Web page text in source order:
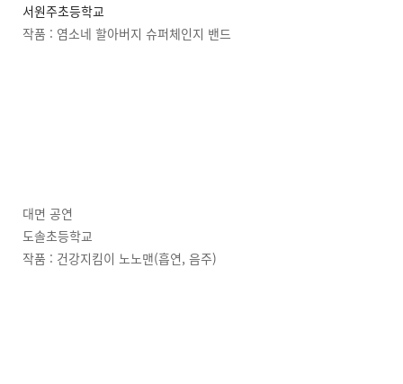
서원주초등학교
작품 : 염소네 할아버지 슈퍼체인지 밴드
대면 공연
도솔초등학교
작품 : 건강지킴이 노노맨(흡연, 음주)